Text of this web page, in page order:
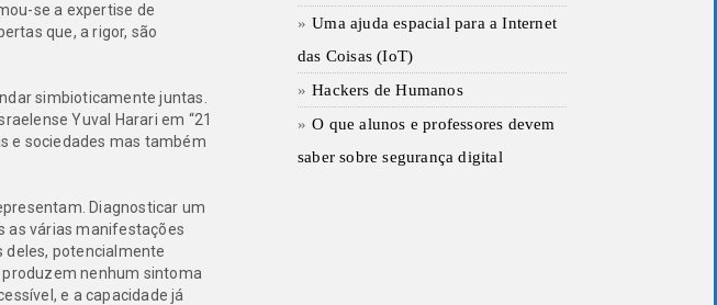
se a expertise de
que, a rigor, são
simbioticamente juntas.
Yuval Harari em “21
e sociedades mas também
Diagnosticar um
as várias manifestações
deles, potencialmente
produzem nenhum sintoma
e a capacidade já
Uma ajuda espacial para a Internet
das Coisas (IoT)
Hackers de Humanos
O que alunos e professores devem
saber sobre segurança digital